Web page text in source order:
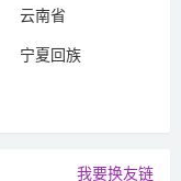
自治区
云南省
宁夏回族
我要换友链